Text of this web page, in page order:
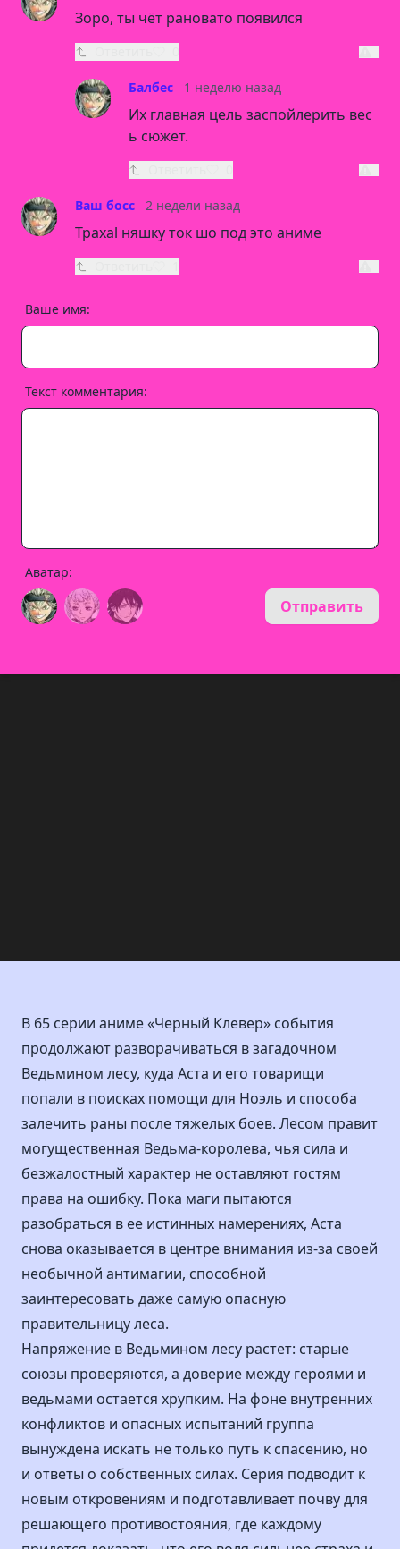
Зоро, ты чёт рановато появился
Балбес 1 неделю назад
Их главная цель заспойлерить вес
ь сюжет.
Ваш босс 2 недели назад
Трахal няшку ток шо под это аниме
Ваше имя:
Текст комментария:
Аватар:
Отправить
В 65 серии аниме «Черный Клевер» события
продолжают разворачиваться в загадочном
Ведьмином лесу, куда Аста и его товарищи
попали в поисках помощи для Ноэль и способа
залечить раны после тяжелых боев. Лесом правит
могущественная Ведьма-королева, чья сила и
безжалостный характер не оставляют гостям
права на ошибку. Пока маги пытаются
разобраться в ее истинных намерениях, Аста
снова оказывается в центре внимания из-за своей
необычной антимагии, способной
заинтересовать даже самую опасную
правительницу леса.
Напряжение в Ведьмином лесу растет: старые
союзы проверяются, а доверие между героями и
ведьмами остается хрупким. На фоне внутренних
конфликтов и опасных испытаний группа
вынуждена искать не только путь к спасению, но
и ответы о собственных силах. Серия подводит к
новым откровениям и подготавливает почву для
решающего противостояния, где каждому